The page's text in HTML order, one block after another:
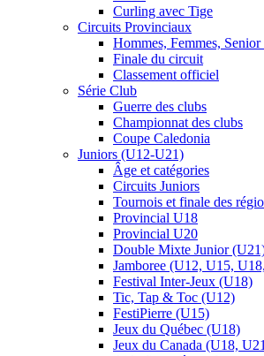
Curling avec Tige
Circuits Provinciaux
Hommes, Femmes,
Finale du circuit
Classement officiel
Série Club
Guerre des clubs
Championnat des clubs
Coupe Caledonia
Juniors (U12-U21)
Âge et catégories
Circuits Juniors
Tournois et finale des
Provincial U18
Provincial U20
Double Mixte Junior
Jamboree (U12, U15,
Festival Inter-Jeux (U18)
Tic, Tap & Toc (U12)
FestiPierre (U15)
Jeux du Québec (U18)
Jeux du Canada (U18,